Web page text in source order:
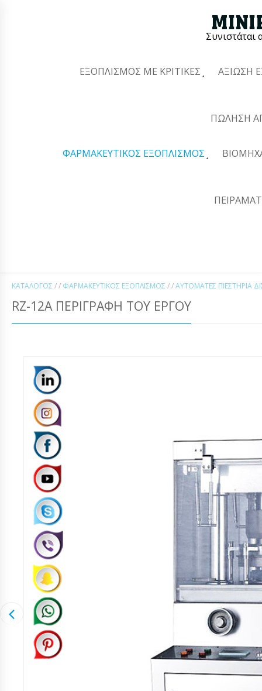
Συνιστάται
ΕΞΟΠΛΙΣΜΌΣ ΜΕ ΚΡΙΤΙΚΈΣ ΑΞΊΩΣΗ
ΠΏΛΗΣΗ
ΦΑΡΜΑΚΕΥΤΙΚΌΣ ΕΞΟΠΛΙΣΜΌΣ
ΚΑΤΆΛΟΓΟΣ / / ΦΑΡΜΑΚΕΥΤΙΚΌΣ ΕΞΟΠΛΙΣΜΌΣ / /ΑΥΤΌΜΑΤΕΣ ΠΙΕΣΤΉΡΙΑ
RZ-12A ΠΕΡΙΓΡΑΦΉ ΤΟΥ ΈΡΓΟΥ